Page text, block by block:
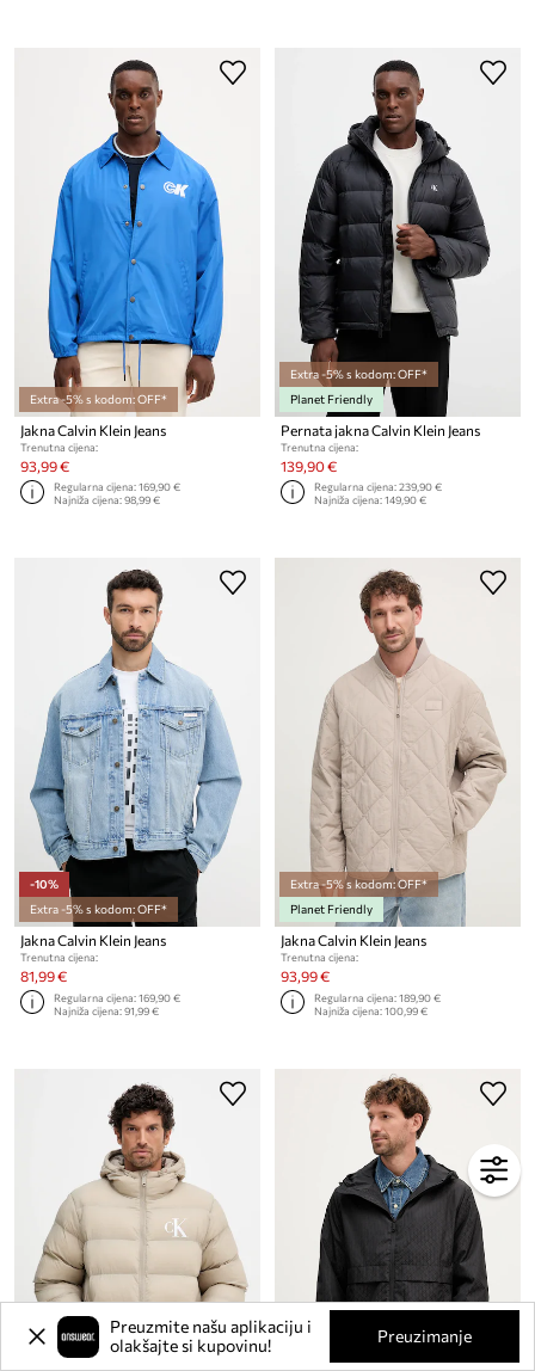
Extra -5% s kodom: OFF*
Jakna Calvin Klein Jeans
Trenutna cijena:
93,99 €
Regularna cijena:169,90 €
Najniža cijena:98,99 €
Extra -5% s kodom: OFF*
Planet Friendly
Pernata jakna Calvin Klein Jeans
Trenutna cijena:
139,90 €
Regularna cijena:239,90 €
Najniža cijena:149,90 €
-10%
Extra -5% s kodom: OFF*
Jakna Calvin Klein Jeans
Trenutna cijena:
81,99 €
Regularna cijena:169,90 €
Najniža cijena:91,99 €
Extra -5% s kodom: OFF*
Planet Friendly
Jakna Calvin Klein Jeans
Trenutna cijena:
93,99 €
Regularna cijena:189,90 €
Najniža cijena:100,99 €
Preuzmite našu aplikaciju i
olakšajte si kupovinu!
Preuzimanje